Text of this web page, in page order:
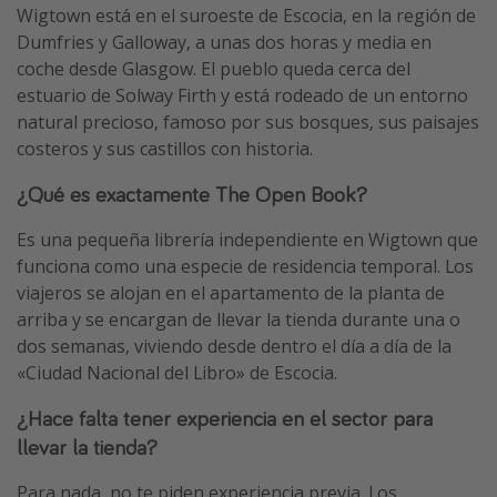
Wigtown está en el suroeste de Escocia, en la región de
Dumfries y Galloway, a unas dos horas y media en
coche desde Glasgow. El pueblo queda cerca del
estuario de Solway Firth y está rodeado de un entorno
natural precioso, famoso por sus bosques, sus paisajes
costeros y sus castillos con historia.
¿Qué es exactamente The Open Book?
Es una pequeña librería independiente en Wigtown que
funciona como una especie de residencia temporal. Los
viajeros se alojan en el apartamento de la planta de
arriba y se encargan de llevar la tienda durante una o
dos semanas, viviendo desde dentro el día a día de la
«Ciudad Nacional del Libro» de Escocia.
¿Hace falta tener experiencia en el sector para
llevar la tienda?